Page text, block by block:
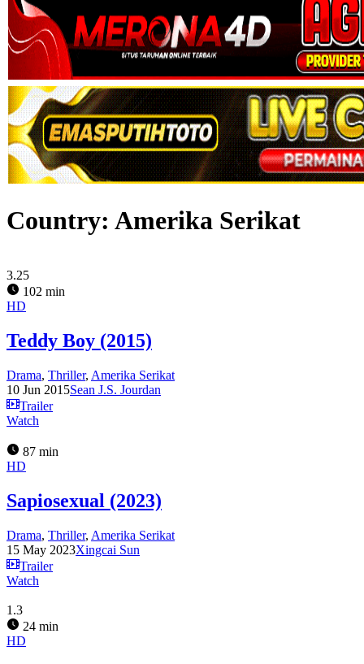
Country: Amerika Serikat
3.25
102 min
HD
Teddy Boy (2015)
Drama, Thriller, Amerika Serikat
10 Jun 2015Sean J.S. Jourdan
Trailer
Watch
87 min
HD
Sapiosexual (2023)
Drama, Thriller, Amerika Serikat
15 May 2023Xingcai Sun
Trailer
Watch
1.3
24 min
HD